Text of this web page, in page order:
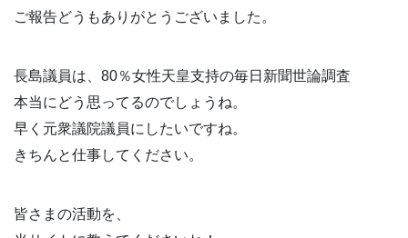
ご報告どうもありがとうございました。
長島議員は、80％女性天皇支持の毎日新聞世論調査
本当にどう思ってるのでしょうね。
早く元衆議院議員にしたいですね。
きちんと仕事してください。
皆さまの活動を、